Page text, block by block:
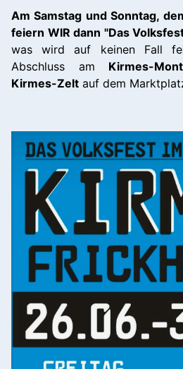
Am Samstag und Sonntag,
feiern WIR dann "Das
was wird auf keinen Fall
Abschluss am Kirmes-
Kirmes-Zelt auf dem